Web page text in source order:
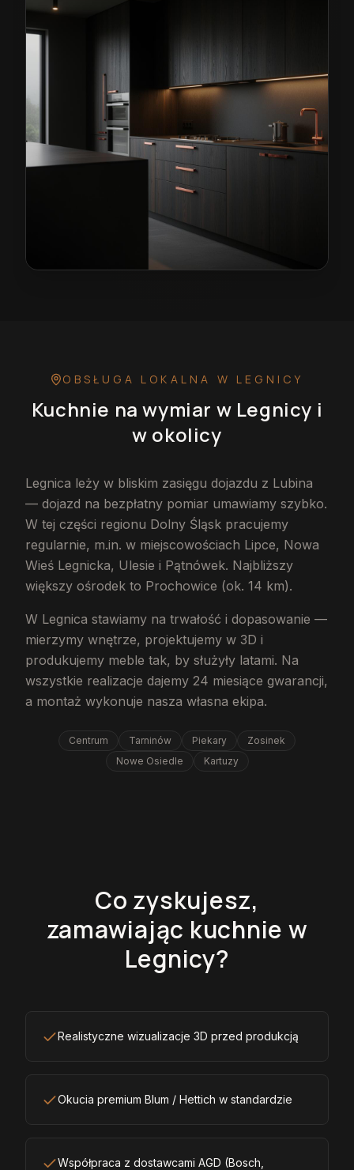
OBSŁUGA LOKALNA W LEGNICY
Kuchnie na wymiar w Legnicy i
w okolicy
Legnica leży w bliskim zasięgu dojazdu z Lubina
— dojazd na bezpłatny pomiar umawiamy szybko.
W tej części regionu Dolny Śląsk pracujemy
regularnie, m.in. w miejscowościach Lipce, Nowa
Wieś Legnicka, Ulesie i Pątnówek. Najbliższy
większy ośrodek to Prochowice (ok. 14 km).
W Legnica stawiamy na trwałość i dopasowanie —
mierzymy wnętrze, projektujemy w 3D i
produkujemy meble tak, by służyły latami. Na
wszystkie realizacje dajemy 24 miesiące gwarancji,
a montaż wykonuje nasza własna ekipa.
Centrum Tarninów Piekary
Zosinek
Nowe Osiedle
Kartuzy
Co zyskujesz,
zamawiając kuchnie w
Legnicy?
Realistyczne wizualizacje 3D przed produkcją
Okucia premium Blum / Hettich w standardzie
Współpraca z dostawcami AGD (Bosch,